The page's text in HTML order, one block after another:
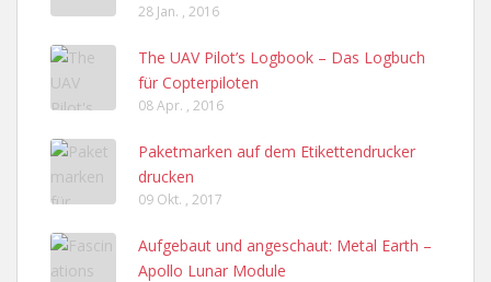
28 Jan. , 2016
The UAV Pilot’s Logbook – Das Logbuch
für Copterpiloten
08 Apr. , 2016
Paketmarken auf dem Etikettendrucker
drucken
09 Okt. , 2017
Aufgebaut und angeschaut: Metal Earth –
Apollo Lunar Module